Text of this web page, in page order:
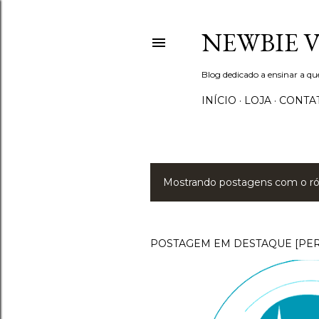
NEWBIE
Blog dedicado a ensinar a
INÍCIO LOJA
P
s
Mostrando postagens com o
POSTAGEM EM DESTAQUE